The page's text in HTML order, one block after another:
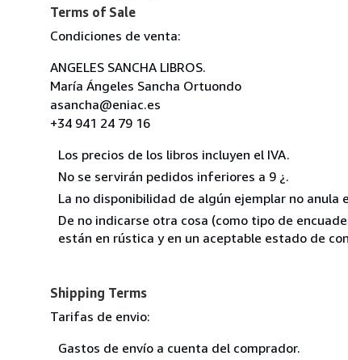
Terms of Sale
Condiciones de venta:
ANGELES SANCHA LIBROS.
María Ángeles Sancha Ortuondo
asancha@eniac.es
+34 941 24 79 16
Los precios de los libros incluyen el IVA.
No se servirán pedidos inferiores a 9 ¿.
La no disponibilidad de algún ejemplar no anula
De no indicarse otra cosa (como tipo de
están en rústica y en un aceptable estado de
Shipping Terms
Tarifas de envio:
Gastos de envío a cuenta del comprador.